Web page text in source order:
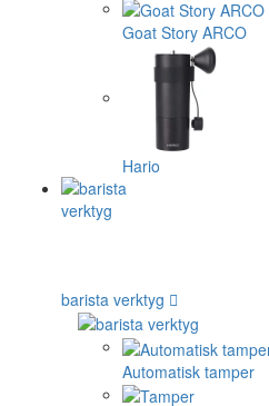
Goat Story ARCO
Hario
barista verktyg
Automatisk tamper